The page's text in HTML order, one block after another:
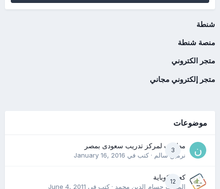
شنطة
منصة شنطة
متجر الكتروني
متجر إلكتروني مجاني
موضوعات
3
مطلوب لمركز تدريب سعودى بمصر
نرمين سالم· كتب في January 16, 2016
12
كعب كوباية
المدرب حسام الدين محمد· كتب في June 4, 2011